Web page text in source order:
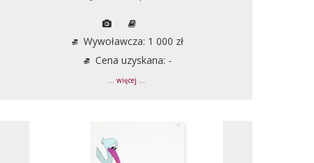
Wywoławcza: 1 000 zł
Cena uzyskana: -
... więcej ...